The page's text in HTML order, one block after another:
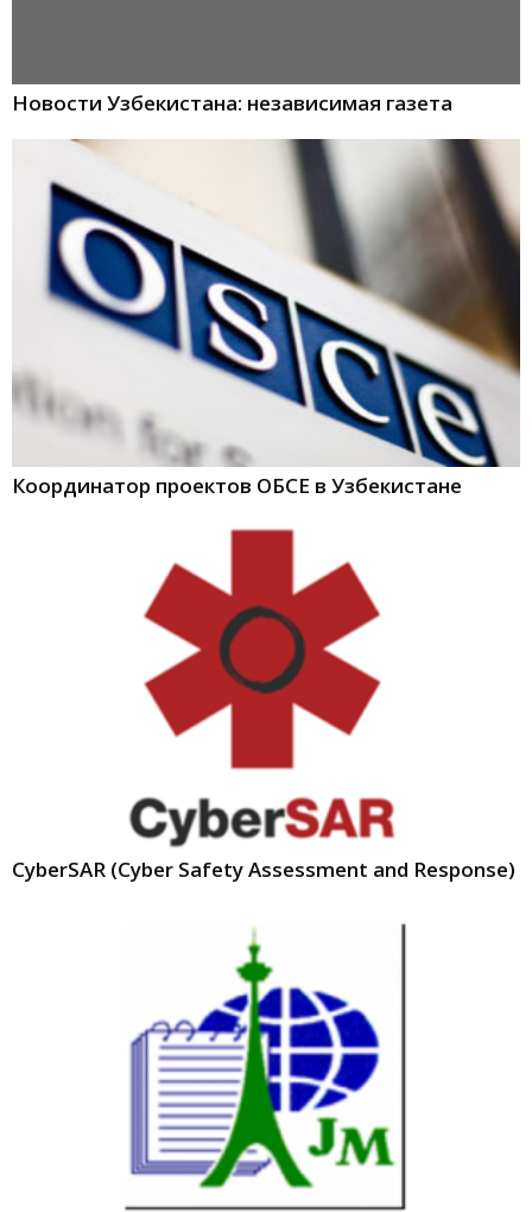
Новости Узбекистана: независимая газета
Координатор проектов ОБСЕ в Узбекистане
CyberSAR (Cyber Safety Assessment and Response)